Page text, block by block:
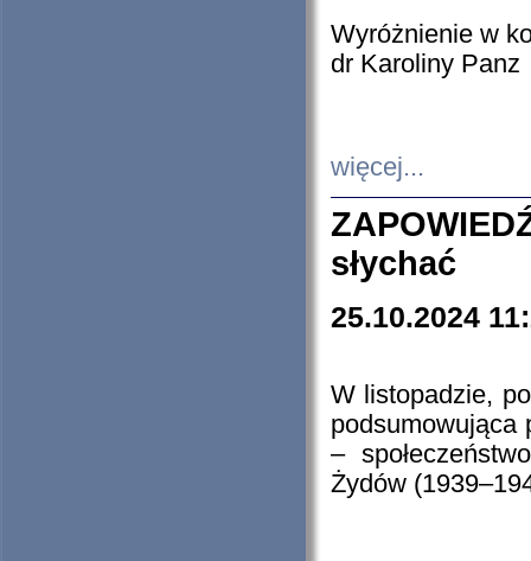
Wyróżnienie w
dr Karoliny Panz
więcej...
słychać
25.10.2024
W listopadzie,
podsumowująca
–
Żydów